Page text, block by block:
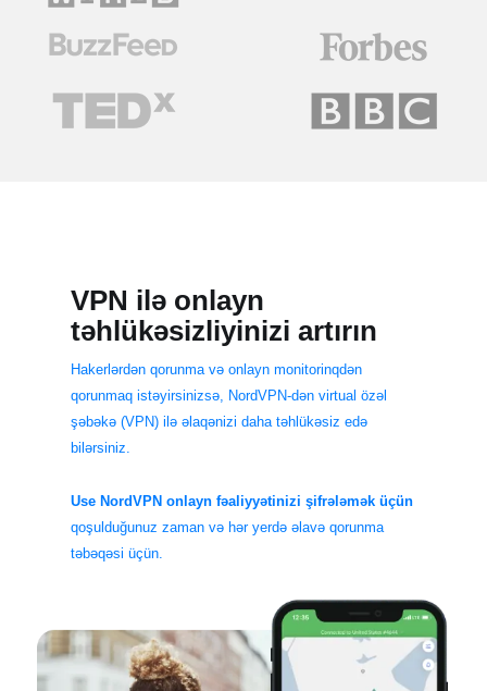
VPN ilə onlayn
təhlükəsizliyinizi artırın
Hakerlərdən qorunma və onlayn monitorinqdən
qorunmaq istəyirsinizsə, NordVPN-dən virtual özəl
şəbəkə (VPN) ilə əlaqənizi daha təhlükəsiz edə
bilərsiniz.
Use NordVPN onlayn fəaliyyətinizi şifrələmək üçün
qoşulduğunuz zaman və hər yerdə əlavə qorunma
təbəqəsi üçün.